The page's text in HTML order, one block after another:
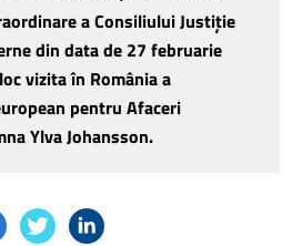
a Consiliului Justiție
din data de 27 februarie
vizita în România a
pentru Afaceri
Ylva Johansson.